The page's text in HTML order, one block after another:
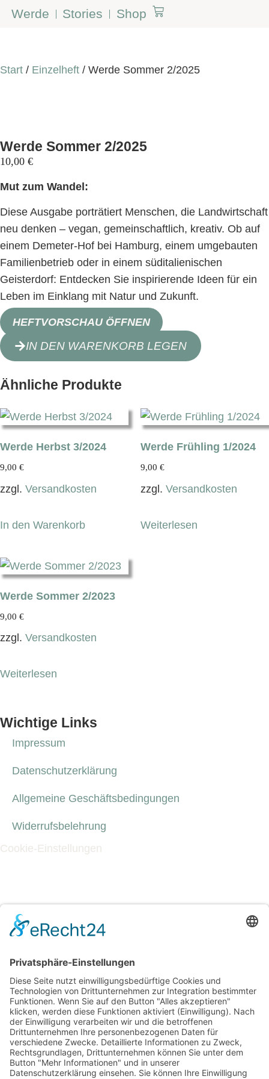
Werde Stories Shop
Start / Einzelheft / Werde Sommer 2/2025
Werde Sommer 2/2025
10,00 €
Mut zum Wandel:
Diese Ausgabe porträtiert Menschen, die Landwirtschaft
neu denken – vegan, gemeinschaftlich, kreativ. Ob auf
einem Demeter-Hof bei Hamburg, einem umgebauten
Familienbetrieb oder in einem süditalienischen
Geisterdorf: Entdecken Sie inspirierende Ideen für ein
Leben im Einklang mit Natur und Zukunft.
HEFTVORSCHAU ÖFFNEN
IN DEN WARENKORB LEGEN
Ähnliche Produkte
Werde Herbst 3/2024
9,00 €
zzgl. Versandkosten
In den Warenkorb
Werde Frühling 1/2024
9,00 €
zzgl. Versandkosten
Weiterlesen
Werde Sommer 2/2023
9,00 €
zzgl. Versandkosten
Weiterlesen
Wichtige Links
Impressum
Datenschutzerklärung
Allgemeine Geschäftsbedingungen
Widerrufsbelehrung
Cookie-Einstellungen
Werde Magazin
Das ist Werde
Mediadaten
Werde Stories
Einzelhefte bestellen
Abo-Shop
WERDE-Abo weltweit